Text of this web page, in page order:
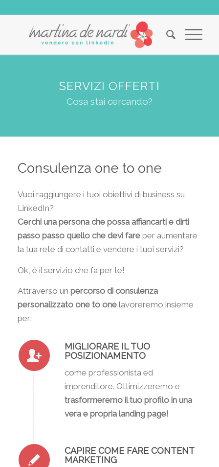
SERVIZI OFFERTI
Cosa stai cercando?
Consulenza one to one
Vuoi raggiungere i tuoi obiettivi di business su
LinkedIn?
Cerchi una persona che possa affiancarti e dirti
passo passo quello che devi fareper aumentare
la tua rete di contatti e vendere i tuoi servizi?
Ok, è il servizio che fa per te!
Attraverso un percorso di consulenza
personalizzato one to onelavoreremo insieme
per:
MIGLIORARE IL TUO
POSIZIONAMENTO
come professionista ed
imprenditore. Ottimizzeremo e
trasformeremo il tuo profilo in una
vera e propria landing page!
CAPIRE COME FARE CONTENT
MARKETING